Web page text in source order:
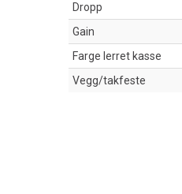
Dropp
Gain
Farge lerret kasse
Vegg/takfeste